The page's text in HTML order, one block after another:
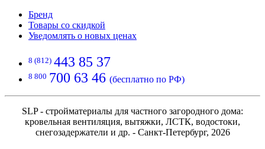
Бренд
Товары со скидкой
Уведомлять о новых ценах
8 (812) 443 85 37
8 800 700 63 46 (бесплатно по РФ)
SLP - стройматериалы для частного загородного дома:
кровельная вентиляция, вытяжки, ЛСТК, водостоки,
снегозадержатели и др. - Санкт-Петербург, 2026